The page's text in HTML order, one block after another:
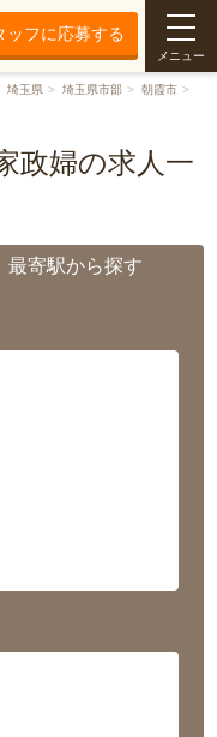
ッフに応募する
メニュー
埼玉県 埼玉県市部
朝霞市
政婦の求人一
最寄駅から探す